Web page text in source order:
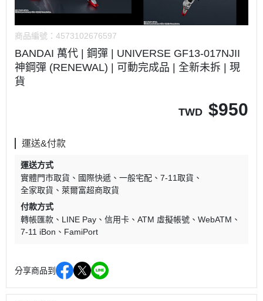
商品編號： 4573102676597
BANDAI 萬代 | 鋼彈 | UNIVERSE GF13-017NJII
神鋼彈 (RENEWAL) | 可動完成品 | 全新未拆 | 現
貨
TWD $950
運送&付款
運送方式
實體門市取貨
國際快遞 一般宅配
7-11取貨
全家取貨
萊爾富超商取貨
付款方式
轉帳匯款
LINE Pay 信用卡 ATM 虛擬帳號
WebATM
7-11 iBon
FamiPort
分享商品到